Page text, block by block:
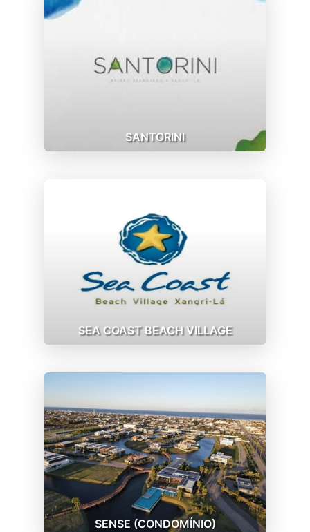
SANTORINI
SEA COAST BEACH VILLAGE
SENSE (CONDOMÍNIO)